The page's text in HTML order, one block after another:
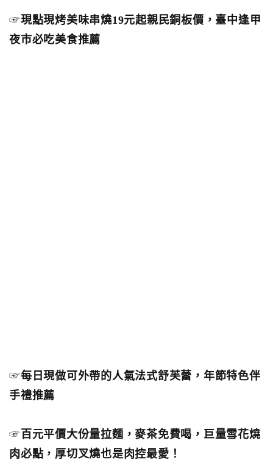
☞現點現烤美味串燒19元起親民銅板價，臺中逢甲
夜市必吃美食推薦
☞每日現做可外帶的人氣法式舒芙蕾，年節特色伴
手禮推薦
☞ 百元平價大份量拉麵，麥茶免費喝，巨量雪花燒
肉必點，厚切叉燒也是肉控最愛！